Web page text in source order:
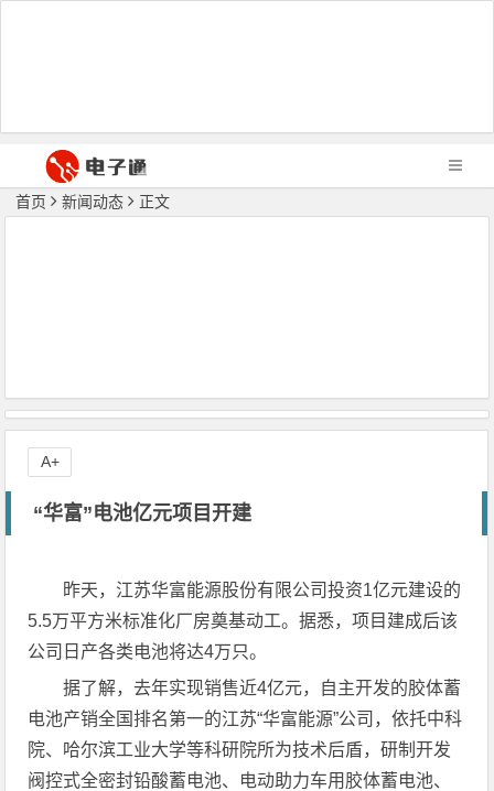
首页 新闻动态 正文
“华富”电池亿元项目开建
昨天，江苏华富能源股份有限公司投资1亿元建设的
5.5万平方米标准化厂房奠基动工。据悉，项目建成后该
公司日产各类电池将达4万只。
据了解，去年实现销售近4亿元，自主开发的胶体蓄
电池产销全国排名第一的江苏“华富能源”公司，依托中科
院、哈尔滨工业大学等科研院所为技术后盾，研制开发
阀控式全密封铅酸蓄电池、电动助力车用胶体蓄电池、
A+